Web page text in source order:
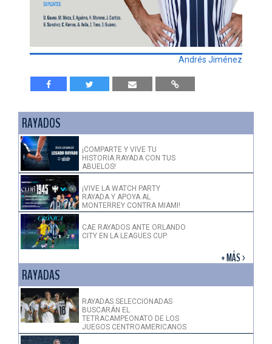
Andrés Jiménez
RAYADOS
¡COMPARTE Y VIVE TU
HISTORIA RAYADA CON TUS
ABUELOS!
¡VIVE LA WATCH PARTY
RAYADA Y APOYA AL
MONTERREY CONTRA MIAMI!
CAE RAYADOS ANTE ORLANDO
CITY EN LA LEAGUES CUP
+ MÁS >
RAYADAS
RAYADAS SELECCIONADAS
BUSCARÁN EL
TETRACAMPEONATO DE LOS
JUEGOS CENTROAMERICANOS